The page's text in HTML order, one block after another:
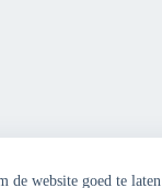
de website goed te laten